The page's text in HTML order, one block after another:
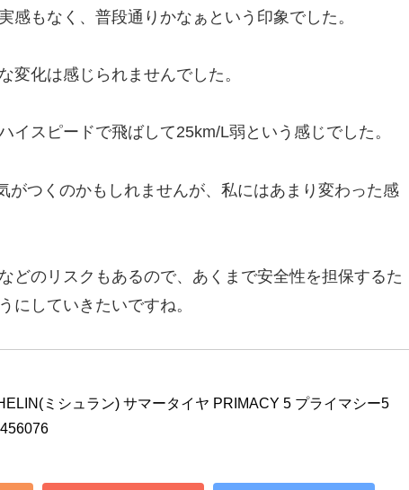
もなく、普段通りかなぁという印象でした。
化は感じられませんでした。
スピードで飛ばして25km/L弱という感じでした。
つくのかもしれませんが、私にはあまり変わった感
のリスクもあるので、あくまで安全性を担保するた
にしていきたいですね。
ミシュラン) サマータイヤ PRIMACY 5 プライマシー5